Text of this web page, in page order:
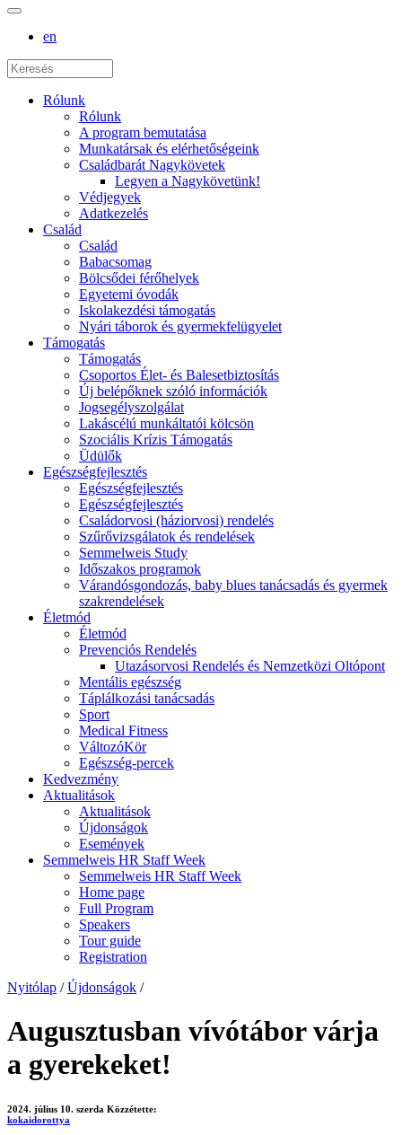
en
Rólunk
Rólunk
A program bemutatása
Munkatársak és elérhetőségeink
Családbarát Nagykövetek
Legyen a Nagykövetünk!
Védjegyek
Adatkezelés
Család
Család
Babacsomag
Bölcsődei férőhelyek
Egyetemi óvodák
Iskolakezdési támogatás
Nyári táborok és gyermekfelügyelet
Támogatás
Támogatás
Csoportos Élet- és Balesetbiztosítás
Új belépőknek szóló információk
Jogsegélyszolgálat
Lakáscélú munkáltatói kölcsön
Szociális Krízis Támogatás
Üdülők
Egészségfejlesztés
Egészségfejlesztés
Egészségfejlesztés
Családorvosi (háziorvosi) rendelés
Szűrővizsgálatok és rendelések
Semmelweis Study
Időszakos programok
Várandósgondozás, baby blues tanácsadás és gyermek
szakrendelések
Életmód
Életmód
Prevenciós Rendelés
Utazásorvosi Rendelés és Nemzetközi Oltópont
Mentális egészség
Táplálkozási tanácsadás
Sport
Medical Fitness
VáltozóKör
Egészség-percek
Kedvezmény
Aktualitások
Aktualitások
Újdonságok
Események
Semmelweis HR Staff Week
Semmelweis HR Staff Week
Home page
Full Program
Speakers
Tour guide
Registration
Nyitólap / Újdonságok /
Augusztusban vívótábor várja
a gyerekeket!
2024. július 10. szerda Közzétette:
kokaidorottya